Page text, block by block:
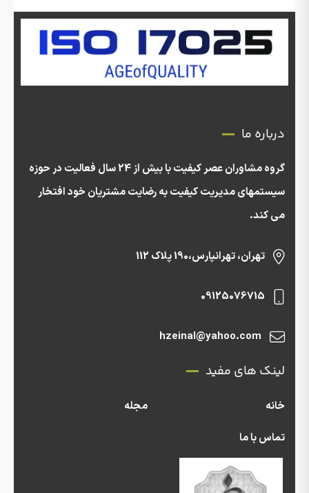
درباره ما
گروه مشاوران عصر کیفیت با بیش از 24 سال فعالیت در حوزه
سیستمهای مدیریت کیفیت به رضایت مشتریان خود افتخار
می کند.
تهران، تهرانپارس،190 پلاک 112
09125076715
hzeinal@yahoo.com
لینک های مفید
خانه
مجله
تماس با ما